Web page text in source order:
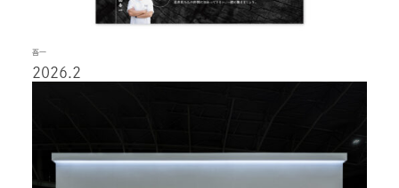
吾一
2026.2